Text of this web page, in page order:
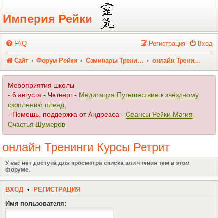
Регистрация
Империя Рейки
FAQ Вход
Регистрация
Сайт Форум Рейки Семинары Тренинги Курсы Ретрит онлайн Тренинги Курсы Ретрит
Мероприятия школы
- 6 августа - Четверг - Медитация Путешествие к звёздному
скоплению плеяд,
- Помощь, поддержка от Андреаса - Сеансы Рейки Магия
Счастья Шумеров
онлайн Тренинги Курсы Ретрит
У вас нет доступа для просмотра списка или чтения тем в этом
форуме.
ВХОД • РЕГИСТРАЦИЯ
Имя пользователя: